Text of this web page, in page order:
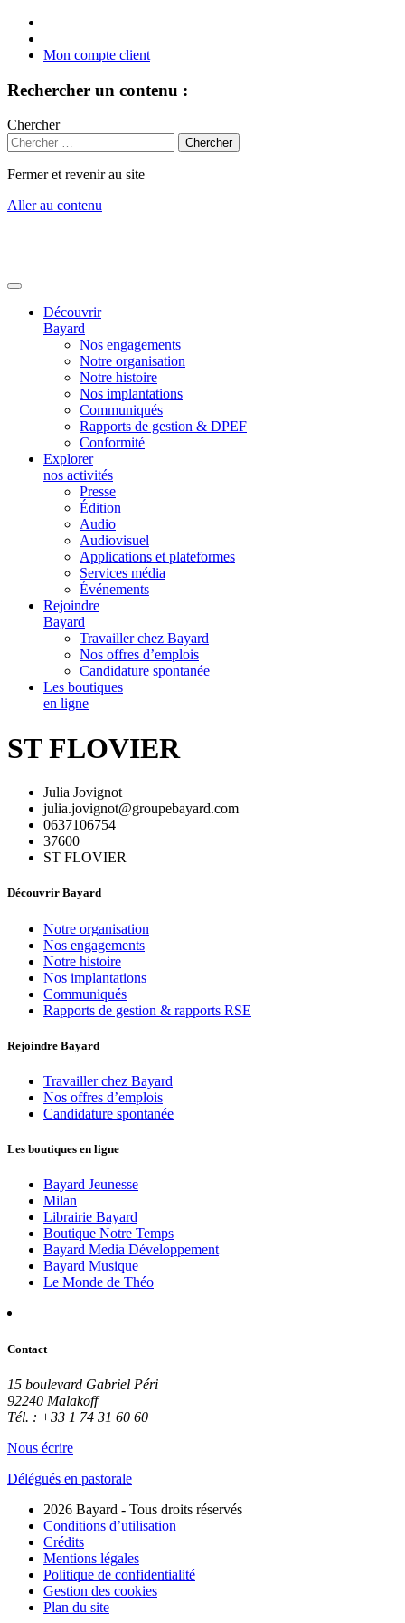
Mon compte client
Rechercher un contenu :
Chercher
Fermer et revenir au site
Aller au contenu
Découvrir
Bayard
Nos engagements
Notre organisation
Notre histoire
Nos implantations
Communiqués
Rapports de gestion & DPEF
Conformité
Explorer
nos activités
Presse
Édition
Audio
Audiovisuel
Applications et plateformes
Services média
Événements
Rejoindre
Bayard
Travailler chez Bayard
Nos offres d’emplois
Candidature spontanée
Les boutiques
en ligne
ST FLOVIER
Julia Jovignot
julia.jovignot@groupebayard.com
0637106754
37600
ST FLOVIER
Découvrir Bayard
Notre organisation
Nos engagements
Notre histoire
Nos implantations
Communiqués
Rapports de gestion & rapports RSE
Rejoindre Bayard
Travailler chez Bayard
Nos offres d’emplois
Candidature spontanée
Les boutiques en ligne
Bayard Jeunesse
Milan
Librairie Bayard
Boutique Notre Temps
Bayard Media Développement
Bayard Musique
Le Monde de Théo
Contact
15 boulevard Gabriel Péri
92240 Malakoff
Tél. : +33 1 74 31 60 60
Nous écrire
Délégués en pastorale
2026 Bayard - Tous droits réservés
Conditions d’utilisation
Crédits
Mentions légales
Politique de confidentialité
Gestion des cookies
Plan du site